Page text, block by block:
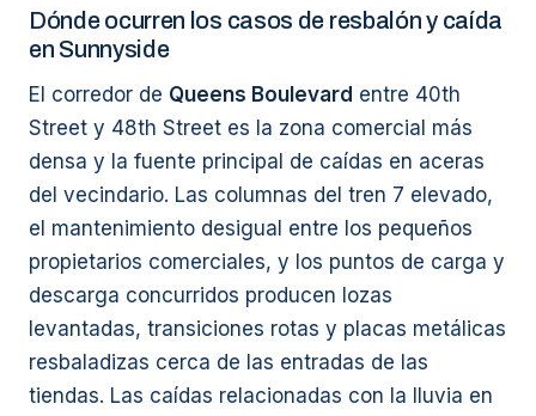
Dónde ocurren los casos de resbalón y caída
en Sunnyside
El corredor de Queens Boulevard entre 40th
Street y 48th Street es la zona comercial más
densa y la fuente principal de caídas en aceras
del vecindario. Las columnas del tren 7 elevado,
el mantenimiento desigual entre los pequeños
propietarios comerciales, y los puntos de carga y
descarga concurridos producen lozas
levantadas, transiciones rotas y placas metálicas
resbaladizas cerca de las entradas de las
tiendas. Las caídas relacionadas con la lluvia en